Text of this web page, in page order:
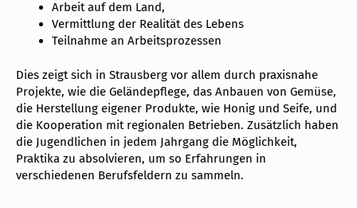
Arbeit auf dem Land,
Vermittlung der Realität des Lebens
Teilnahme an Arbeitsprozessen
Dies zeigt sich in Strausberg vor allem durch praxisnahe
Projekte, wie die Geländepflege, das Anbauen von Gemüse,
die Herstellung eigener Produkte, wie Honig und Seife, und
die Kooperation mit regionalen Betrieben. Zusätzlich haben
die Jugendlichen in jedem Jahrgang die Möglichkeit,
Praktika zu absolvieren, um so Erfahrungen in
verschiedenen Berufsfeldern zu sammeln.